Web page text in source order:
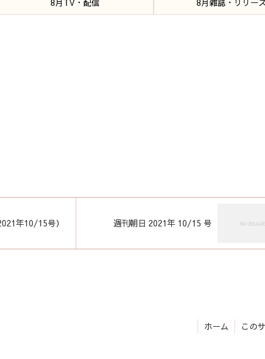
年10/15号） 週刊朝日 2021年 10/15 号
ホーム この